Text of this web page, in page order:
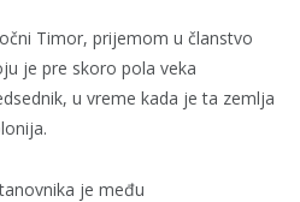
Timor, prijemom u članstvo
je pre skoro pola veka
u vreme kada je ta zemlja
je među